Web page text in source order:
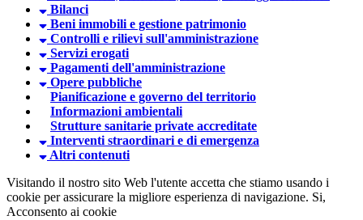
Bilanci
Beni immobili e gestione patrimonio
Controlli e rilievi sull'amministrazione
Servizi erogati
Pagamenti dell'amministrazione
Opere pubbliche
Pianificazione e governo del territorio
Informazioni ambientali
Strutture sanitarie private accreditate
Interventi straordinari e di emergenza
Altri contenuti
Visitando il nostro sito Web l'utente accetta che stiamo usando i
cookie per assicurare la migliore esperienza di navigazione. Si,
Acconsento ai cookie